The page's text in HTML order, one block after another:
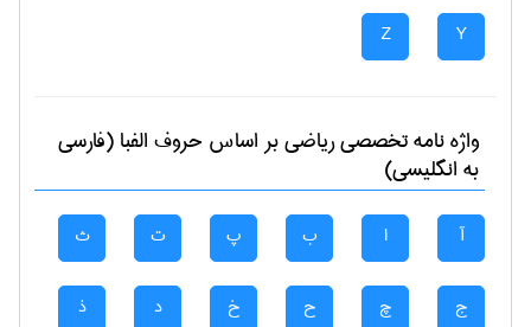
Y
Z
واژه نامه تخصصیرياضیبر اساس حروف الفبا (فارسی
به انگلیسی)
آ ا ب پ ت ث
ج چ ح خ د ذ